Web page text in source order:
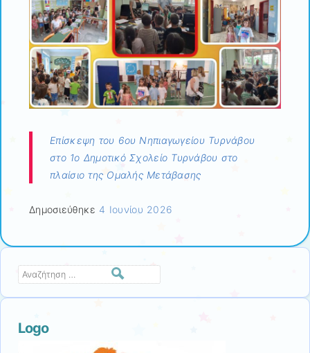
Επίσκεψη του 6ου Νηπιαγωγείου Τυρνάβου
στο 1ο Δημοτικό Σχολείο Τυρνάβου στο
πλαίσιο της Ομαλής Μετάβασης
Δημοσιεύθηκε 4 Ιουνίου 2026
Αναζήτηση
Logo